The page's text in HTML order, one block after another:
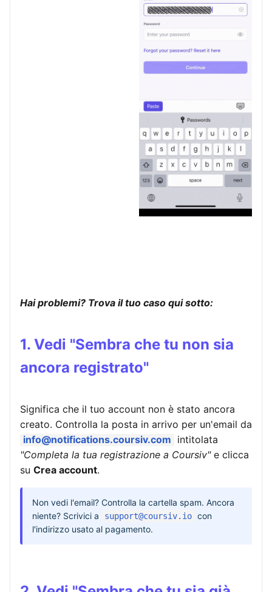
Hai problemi? Trova il tuo caso qui sotto:
1. Vedi "Sembra che tu non sia
ancora registrato"
Significa che il tuo account non è stato ancora
creato. Controlla la posta in arrivo per un'email da
info@notifications.coursiv.com intitolata
"Completa la tua registrazione a Coursiv"e clicca
su Crea account.
Non vedi l'email? Controlla la cartella spam. Ancora
niente? Scrivici a
support@coursiv.io con
l'indirizzo usato al pagamento.